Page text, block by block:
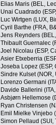
Elias Maris (BEL,
Unai Cuadrado
Luc Wirtgen (LUX,
Cyril Barthe (FRA,
Jens Reynders
Thibault Guernalec
Joel Nicolau (ESP,
Asier Etxeberria
Joseba Lopez (ESP,
Sindre Kulset (NOR,
Lorenzo Germani
Davide Ballerini
Asbjørn Hellemose
Ryan Christensen
Emil Mielke Vinjebo
Simon Pellaud (SUI,